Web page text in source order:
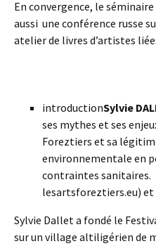
En convergence, le
aussi une conférence russe
atelier de livres d’artistes
introductionSylvie
ses mythes et ses
Foreztiers et sa
environnementale en
contraintes sanitaires.
lesartsforeztiers.eu) et
Sylvie Dallet a fondé le
sur un village altiligérien de